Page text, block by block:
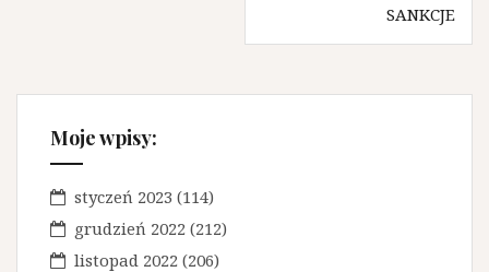
a
SANKCJE
Moje wpisy:
styczeń 2023 (114)
grudzień 2022 (212)
listopad 2022 (206)